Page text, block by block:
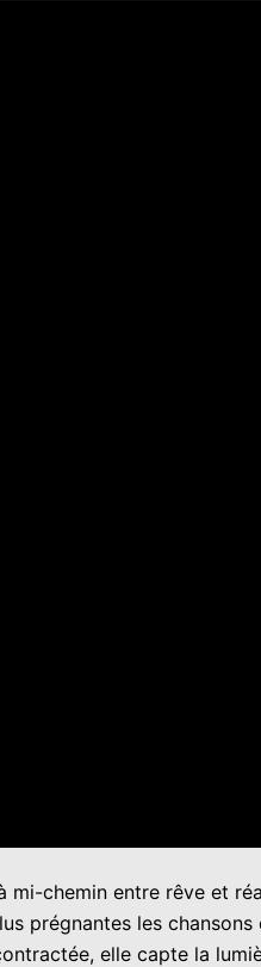
mi-chemin entre rêve et
prégnantes les chansons
elle capte la